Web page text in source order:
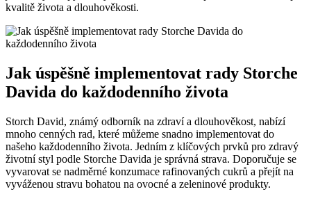
kvalitě života a dlouhověkosti.
Jak úspěšně implementovat rady Storche
Davida do každodenního života
Storch David, známý odborník na zdraví a dlouhověkost, nabízí
mnoho cenných rad, které můžeme snadno implementovat do
našeho každodenního života. Jedním z klíčových prvků pro zdravý
životní styl podle Storche Davida je správná strava. Doporučuje se
vyvarovat se nadměrné konzumace rafinovaných cukrů a přejít na
vyváženou stravu bohatou na ovocné a zeleninové produkty.